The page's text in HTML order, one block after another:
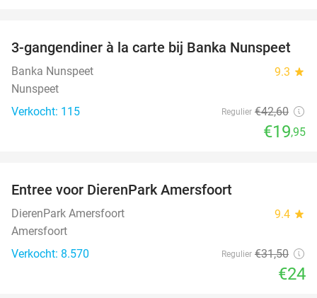
53%
NEW
TODAY
3-gangendiner à la carte bij Banka Nunspeet
Banka Nunspeet 9.3 star
Nunspeet
Verkocht: 115
Regulier €42,60
€19,95
Entree voor DierenPark Amersfoort
DierenPark Amersfoort 9.4 star
Amersfoort
Verkocht: 8.570
Regulier €31,50
€24